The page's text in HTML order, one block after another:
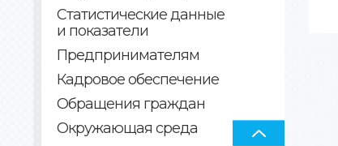
Статистические данные
и показатели
Предпринимателям
Кадровое обеспечение
Обращения граждан
Окружающая среда